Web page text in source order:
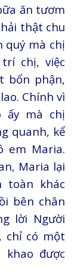
ăn tươm
thật chu
quý mà chị
chị, việc
bổn phận,
Chính vì
ấy mà chị
quanh, kể
em Maria.
Maria lại
toàn khác
bên chân
lời Người
chỉ có một
được